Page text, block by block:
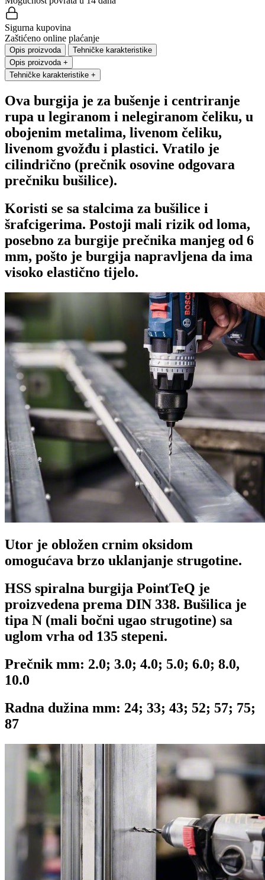
Sigurna kupovina
Zaštićeno online plaćanje
Opis proizvoda
Tehničke karakteristike
Opis proizvoda +
Tehničke karakteristike +
Ova burgija je za bušenje i centriranje
rupa u legiranom i nelegiranom čeliku, u
obojenim metalima, livenom čeliku,
livenom gvožđu i plastici. Vratilo je
cilindrično (prečnik osovine odgovara
prečniku bušilice).
Koristi se sa stalcima za bušilice i
šrafcigerima. Postoji mali rizik od loma,
posebno za burgije prečnika manjeg od 6
mm, pošto je burgija napravljena da ima
visoko elastično tijelo.
Utor je obložen crnim oksidom
omogućava brzo uklanjanje strugotine.
HSS spiralna burgija PointTeQ je
proizvedena prema DIN 338. Bušilica je
tipa N (mali bočni ugao strugotine) sa
uglom vrha od 135 stepeni.
Prečnik mm: 2.0; 3.0; 4.0; 5.0; 6.0; 8.0,
10.0
Radna dužina mm: 24; 33; 43; 52; 57; 75;
87